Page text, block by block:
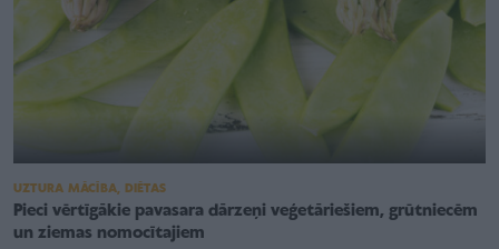
UZTURA MĀCĪBA, DIĒTAS
Pieci vērtīgākie pavasara dārzeņi veģetāriešiem, grūtniecēm
un ziemas nomocītajiem